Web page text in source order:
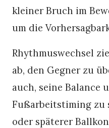
kleiner Bruch im
um die
Rhythmuswechsel
ab, den Gegner zu
auch, seine Balance
Fußarbeitstiming zu
oder späterer